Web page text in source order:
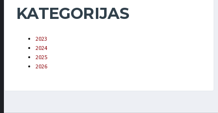
KATEGORIJAS
2023
2024
2025
2026